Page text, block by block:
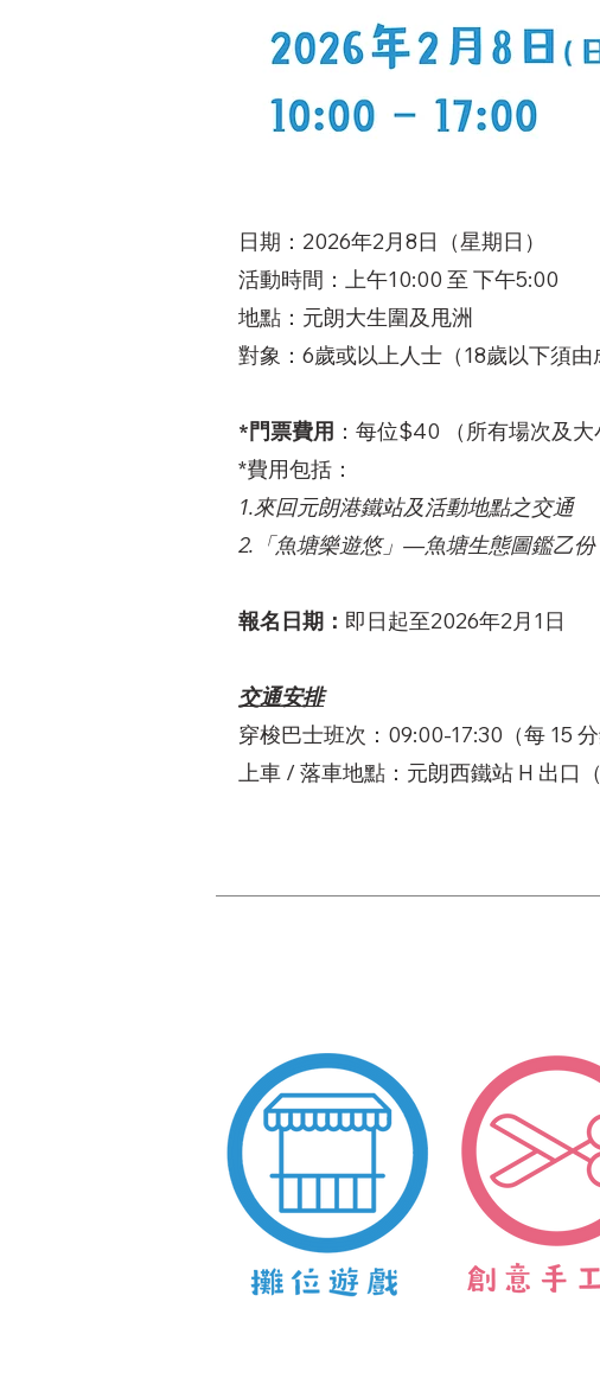
​日期：2026年2月8日（星期日）
活動時間：上午10:00 至 下午5:00
地點：元朗大生圍及甩洲
對象：6歲或以上人士（18歲以下須由
*門票費用 ：每位$40 （所有場次及大
*費用包括：
1.來回元朗港鐵站及活動地點之交通
2.「魚塘樂遊悠」—魚塘生態圖鑑乙份
報名日期： 即日起至2026年2月1日
交通安排
穿梭巴士班次：09:00-17:30（每 15 分
上車 / 落車地點：元朗西鐵站 H 出口（